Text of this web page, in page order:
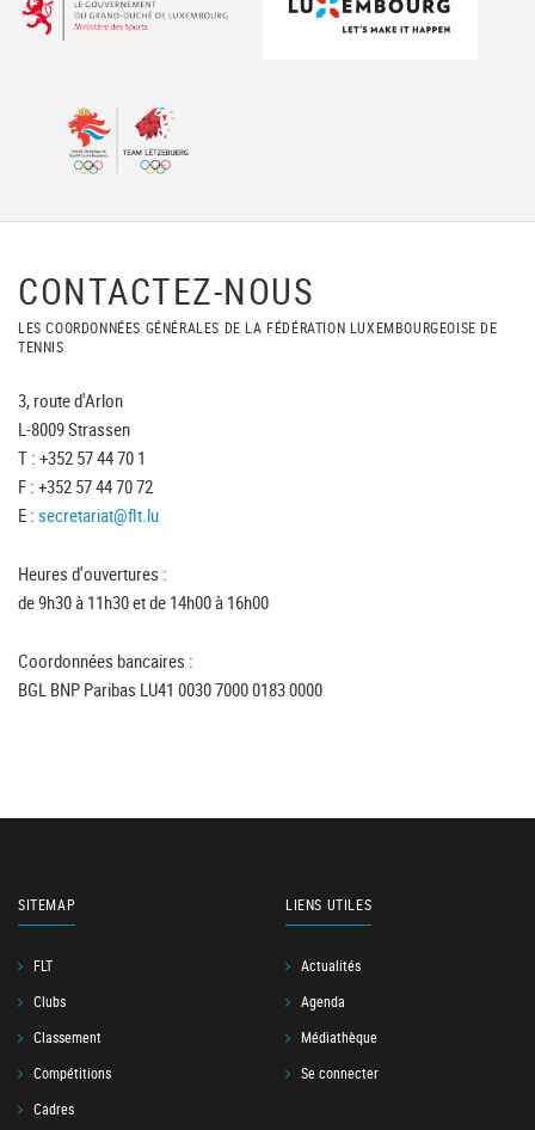
CONTACTEZ-NOUS
LES COORDONNÉES GÉNÉRALES DE LA FÉDÉRATION LUXEMBOURGEOISE DE
TENNIS
3, route d'Arlon
L-8009 Strassen
T : +352 57 44 70 1
F : +352 57 44 70 72
E : secretariat@flt.lu
Heures d'ouvertures :
de 9h30 à 11h30 et de 14h00 à 16h00
Coordonnées bancaires :
BGL BNP Paribas LU41 0030 7000 0183 0000
SITEMAP
FLT
Clubs
Classement
Compétitions
Cadres
LIENS UTILES
Actualités
Agenda
Médiathèque
Se connecter